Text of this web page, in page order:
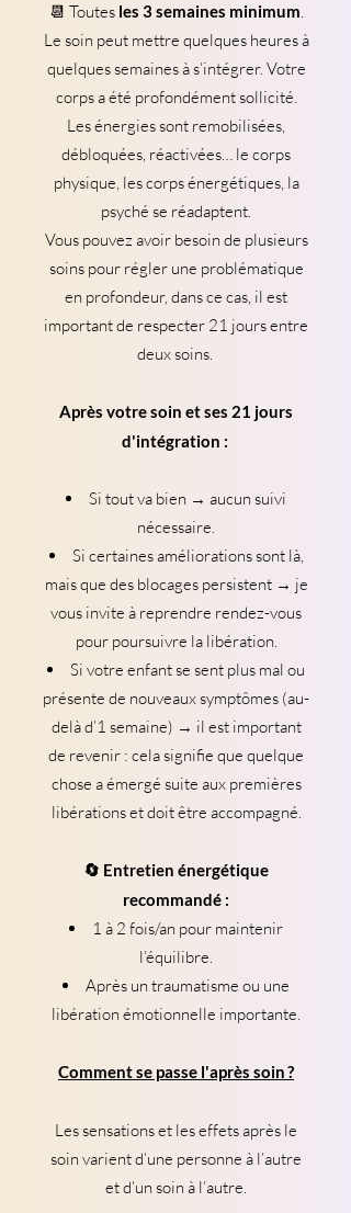
📆 Toutes les 3 semaines minimum.
Le soin peut mettre quelques heures à
quelques semaines à s’intégrer. Votre
corps a été profondément sollicité.
Les énergies sont remobilisées,
débloquées, réactivées… le corps
physique, les corps énergétiques, la
psyché se réadaptent.
Vous pouvez avoir besoin de plusieurs
soins pour régler une problématique
en profondeur, dans ce cas, il est
important de respecter 21 jours entre
deux soins.
Après votre soin et ses 21 jours
d'intégration :
Si tout va bien → aucun suivi
nécessaire.
Si certaines améliorations sont là,
mais que des blocages persistent → je
vous invite à reprendre rendez-vous
pour poursuivre la libération.
Si votre enfant se sent plus mal ou
présente de nouveaux symptômes (au-
delà d’1 semaine) → il est important
de revenir : cela signifie que quelque
chose a émergé suite aux premières
libérations et doit être accompagné.
🔄 Entretien énergétique
recommandé :
1 à 2 fois/an pour maintenir
l’équilibre.
Après un traumatisme ou une
libération émotionnelle importante.
Comment se passe l'après soin ?
Les sensations et les effets après le
soin varient d’une personne à l’autre
et d’un soin à l’autre.